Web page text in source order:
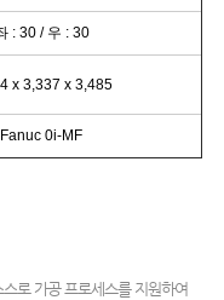
: 30 / 우 : 30
x 3,337 x 3,485
Fanuc 0i-MF
로 가공 프로세스를 지원하여